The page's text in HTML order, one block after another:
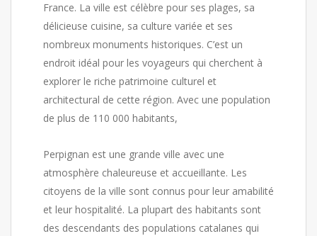
France. La ville est célèbre pour ses plages, sa
délicieuse cuisine, sa culture variée et ses
nombreux monuments historiques. C’est un
endroit idéal pour les voyageurs qui cherchent à
explorer le riche patrimoine culturel et
architectural de cette région. Avec une population
de plus de 110 000 habitants,
Perpignan est une grande ville avec une
atmosphère chaleureuse et accueillante. Les
citoyens de la ville sont connus pour leur amabilité
et leur hospitalité. La plupart des habitants sont
des descendants des populations catalanes qui